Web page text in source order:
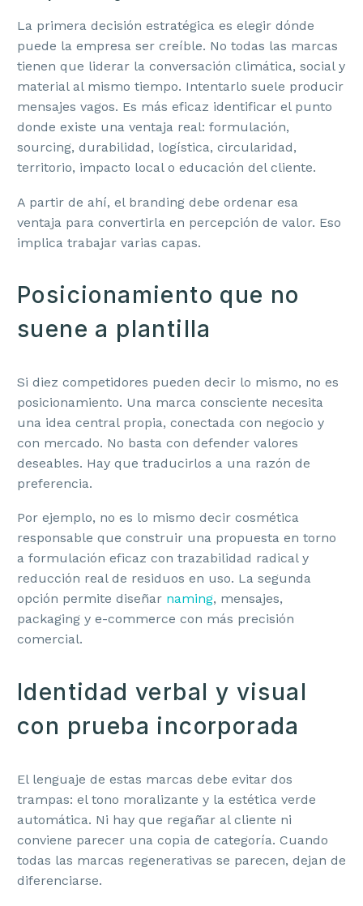
La primera decisión estratégica es elegir dónde
puede la empresa ser creíble. No todas las marcas
tienen que liderar la conversación climática, social y
material al mismo tiempo. Intentarlo suele producir
mensajes vagos. Es más eficaz identificar el punto
donde existe una ventaja real: formulación,
sourcing, durabilidad, logística, circularidad,
territorio, impacto local o educación del cliente.
A partir de ahí, el branding debe ordenar esa
ventaja para convertirla en percepción de valor. Eso
implica trabajar varias capas.
Posicionamiento que no
suene a plantilla
Si diez competidores pueden decir lo mismo, no es
posicionamiento. Una marca consciente necesita
una idea central propia, conectada con negocio y
con mercado. No basta con defender valores
deseables. Hay que traducirlos a una razón de
preferencia.
Por ejemplo, no es lo mismo decir cosmética
responsable que construir una propuesta en torno
a formulación eficaz con trazabilidad radical y
reducción real de residuos en uso. La segunda
opción permite diseñar naming, mensajes,
packaging y e-commerce con más precisión
comercial.
Identidad verbal y visual
con prueba incorporada
El lenguaje de estas marcas debe evitar dos
trampas: el tono moralizante y la estética verde
automática. Ni hay que regañar al cliente ni
conviene parecer una copia de categoría. Cuando
todas las marcas regenerativas se parecen, dejan de
diferenciarse.